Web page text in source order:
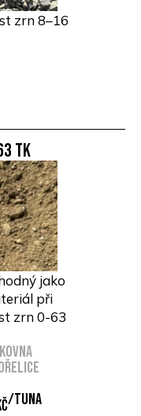
zrn 8–16
TK
jako
při
zrn 0-63
/Tuna